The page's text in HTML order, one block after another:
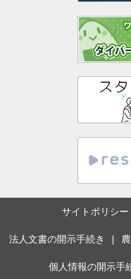
サイトポリシー
法人文書の開示手続き
個人情報の開示手